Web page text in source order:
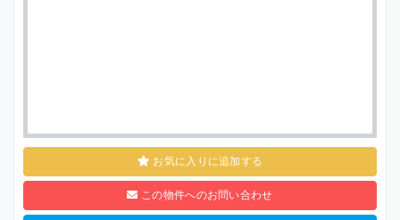
お気に入りに追加する
この物件へのお問い合わせ